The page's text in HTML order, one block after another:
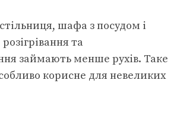
шафа з посудом і
та
займають менше рухів. Таке
корисне для невеликих